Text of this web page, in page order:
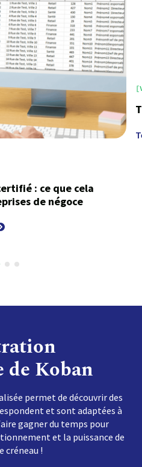
: ce que cela
de négoce
de Koban
permet de découvrir des
et sont adaptées à
gagner du temps pour
et la puissance de
créneau !